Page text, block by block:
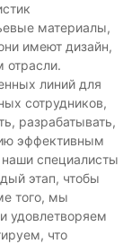
материалы,
имеют дизайн,
отрасли.
линий для
сотрудников,
разрабатывать,
эффективным
специалисты
этап, чтобы
того, мы
удовлетворяем
что